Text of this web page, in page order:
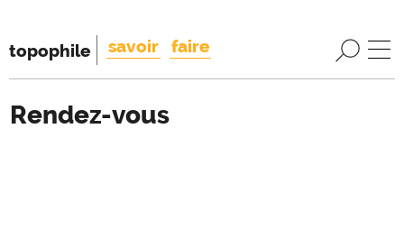
topophile savoir faire
Rendez-vous